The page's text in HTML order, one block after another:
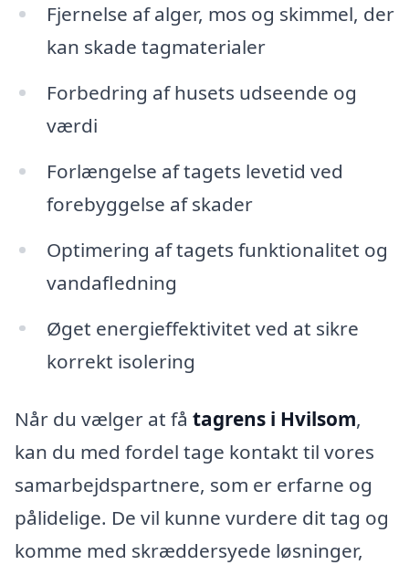
Fjernelse af alger, mos og skimmel, der
kan skade tagmaterialer
Forbedring af husets udseende og
værdi
Forlængelse af tagets levetid ved
forebyggelse af skader
Optimering af tagets funktionalitet og
vandafledning
Øget energieffektivitet ved at sikre
korrekt isolering
Når du vælger at få tagrens i Hvilsom,
kan du med fordel tage kontakt til vores
samarbejdspartnere, som er erfarne og
pålidelige. De vil kunne vurdere dit tag og
komme med skræddersyede løsninger,